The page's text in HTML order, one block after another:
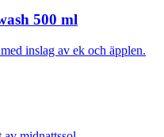
500 ml
inslag av ek och äpplen.